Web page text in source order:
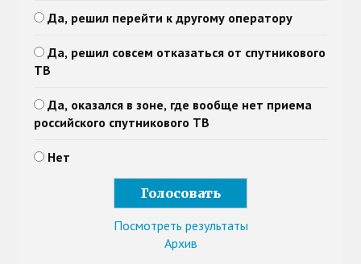
Да, решил перейти к другому оператору
Да, решил совсем отказаться от спутникового
ТВ
Да, оказался в зоне, где вообще нет приема
российского спутникового ТВ
Нет
Посмотреть результаты
Архив